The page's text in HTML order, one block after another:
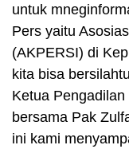
untuk
Pers yaitu
(AKPERSI) di
kita bisa
Ketua
bersama Pak
ini kami